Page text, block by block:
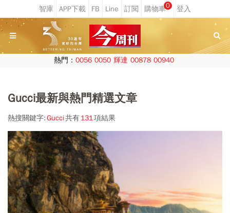
0
熱門： 0056 0050 輝達 00878 00940
Gucci最新與熱門精選文章
熱搜關鍵字:Gucci共有131項結果